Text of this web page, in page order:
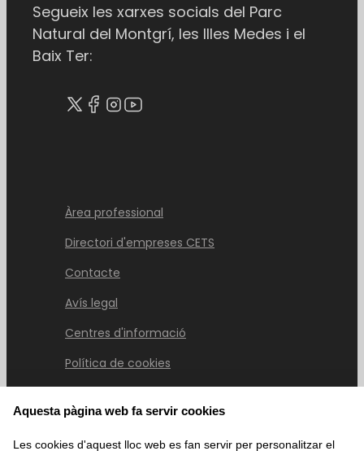
Segueix les xarxes socials del Parc
Natural del Montgrí, les Illes Medes i el
Baix Ter:
Àrea professional
Directori d'empreses CETS
Contacte
Avís legal
Centres d'informació
Política de cookies
Aquesta pàgina web fa servir cookies
Les cookies d'aquest lloc web es fan servir per personalitzar el